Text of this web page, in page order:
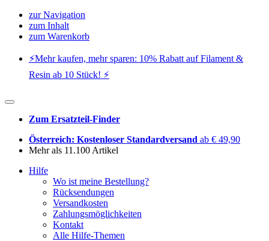
zur Navigation
zum Inhalt
zum Warenkorb
⚡️Mehr kaufen, mehr sparen: 10% Rabatt auf Filament &
Resin ab 10 Stück! ⚡️
Zum Ersatzteil-Finder
Österreich: Kostenloser Standardversand ab € 49,90
Mehr als 11.100 Artikel
Hilfe
Wo ist meine Bestellung?
Rücksendungen
Versandkosten
Zahlungsmöglichkeiten
Kontakt
Alle Hilfe-Themen